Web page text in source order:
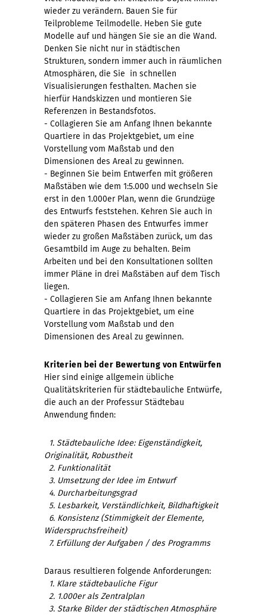
wieder zu verändern. Bauen Sie für
Teilprobleme Teilmodelle. Heben Sie gute
Modelle auf und hängen Sie sie an die Wand.
Denken Sie nicht nur in städtischen
Strukturen, sondern immer auch in räumlichen
Atmosphären, die Sie in schnellen
Visualisierungen festhalten. Machen sie
hierfür Handskizzen und montieren Sie
Referenzen in Bestandsfotos.
- Collagieren Sie am Anfang Ihnen bekannte
Quartiere in das Projektgebiet, um eine
Vorstellung vom Maßstab und den
Dimensionen des Areal zu gewinnen.
- Beginnen Sie beim Entwerfen mit größeren
Maßstäben wie dem 1:5.000 und wechseln Sie
erst in den 1.000er Plan, wenn die Grundzüge
des Entwurfs feststehen. Kehren Sie auch in
den späteren Phasen des Entwurfes immer
wieder zu großen Maßstäben zurück, um das
Gesamtbild im Auge zu behalten. Beim
Arbeiten und bei den Konsultationen sollten
immer Pläne in drei Maßstäben auf dem Tisch
liegen.
- Collagieren Sie am Anfang Ihnen bekannte
Quartiere in das Projektgebiet, um eine
Vorstellung vom Maßstab und den
Dimensionen des Areal zu gewinnen.
Kriterien bei der Bewertung von Entwürfen
Hier sind einige allgemein übliche
Qualitätskriterien für städtebauliche Entwürfe,
die auch an der Professur Städtebau
Anwendung finden:
1. Städtebauliche Idee: Eigenständigkeit,
Originalität, Robustheit
2. Funktionalität
3. Umsetzung der Idee im Entwurf
4. Durcharbeitungsgrad
5. Lesbarkeit, Verständlichkeit, Bildhaftigkeit
6. Konsistenz (Stimmigkeit der Elemente,
Widerspruchsfreiheit)
7. Erfüllung der Aufgaben / des Programms
Daraus resultieren folgende Anforderungen:
1. Klare städtebauliche Figur
2. 1.000er als Zentralplan
3. Starke Bilder der städtischen Atmosphäre